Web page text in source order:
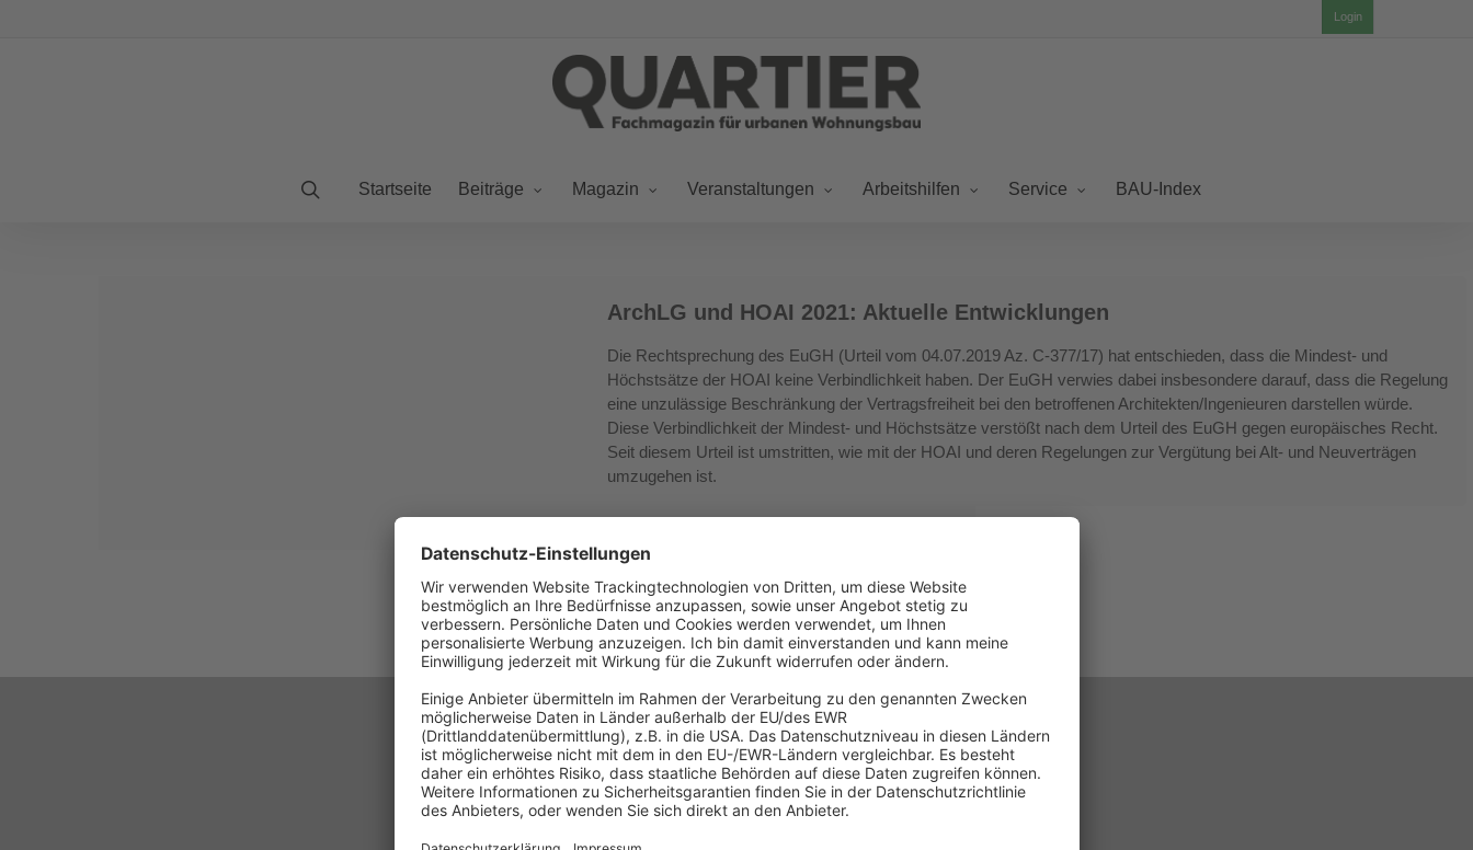
Login
Startseite Beiträge Magazin Veranstaltungen Arbeitshilfen Service BAU-Index
und
HOAI
2021:
Aktuelle
Entwicklungen
ArchLG und HOAI 2021: Aktuelle Entwicklungen
Die Rechtsprechung des EuGH (Urteil vom 04.07.2019 Az. C-377/17) hat entschieden, dass die Mindest- und
Höchstsätze der HOAI keine Verbindlichkeit haben. Der EuGH verwies dabei insbesondere darauf, dass die Regelung
eine unzulässige Beschränkung der Vertragsfreiheit bei den betroffenen Architekten/Ingenieuren darstellen würde.
Diese Verbindlichkeit der Mindest- und Höchstsätze verstößt nach dem Urteil des EuGH gegen europäisches Recht.
Seit diesem Urteil ist umstritten, wie mit der HOAI und deren Regelungen zur Vergütung bei Alt- und Neuverträgen
umzugehen ist.
PRINT UND ePAPER
Jetzt keine Ausgabe mehr verpassen